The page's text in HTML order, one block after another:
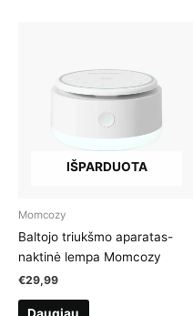
IŠPARDUOTA
Momcozy
Baltojo triukšmo aparatas-
naktinė lempa Momcozy
€29,99